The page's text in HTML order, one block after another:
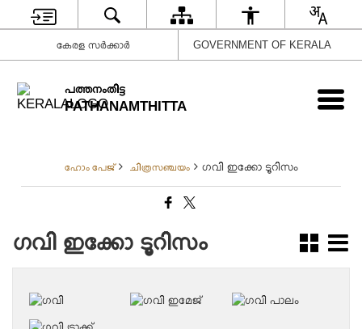
കേരള സർക്കാർ GOVERNMENT OF KERALA
പത്തനംതിട്ട
PATHANAMTHITTA
ഹോം പേജ് ചിത്രസഞ്ചയം ഗവി ഇക്കോ ടൂറിസം
ഗവി ഇക്കോ ടൂറിസം